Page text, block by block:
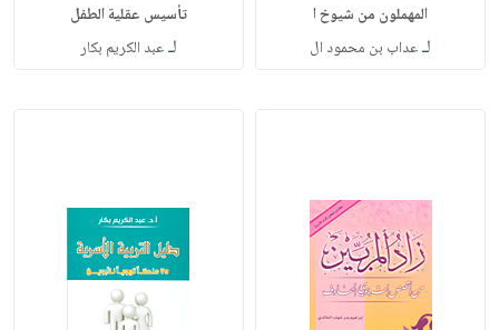
المهملون من شيوخ ا
لـعداب بن محمود ال
تأسيس عقلية الطفل
لـعبد الكريم بكار